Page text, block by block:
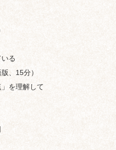
る
15分）
理解して